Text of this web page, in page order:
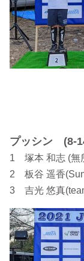
プッシン (8-
1 塚本 和志 (無
2 板谷 遥香
3 吉光 悠真